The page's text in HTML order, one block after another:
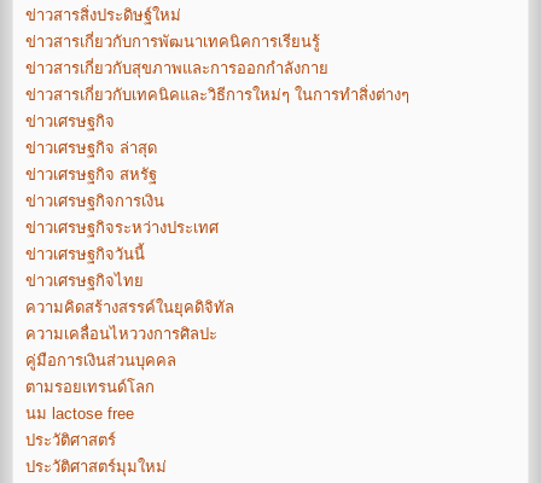
ข่าวสารสิ่งประดิษฐ์ใหม่
ข่าวสารเกี่ยวกับการพัฒนาเทคนิคการเรียนรู้
ข่าวสารเกี่ยวกับสุขภาพและการออกกำลังกาย
ข่าวสารเกี่ยวกับเทคนิคและวิธีการใหม่ๆ ในการทำสิ่งต่างๆ
ข่าวเศรษฐกิจ
ข่าวเศรษฐกิจ ล่าสุด
ข่าวเศรษฐกิจ สหรัฐ
ข่าวเศรษฐกิจการเงิน
ข่าวเศรษฐกิจระหว่างประเทศ
ข่าวเศรษฐกิจวันนี้
ข่าวเศรษฐกิจไทย
ความคิดสร้างสรรค์ในยุคดิจิทัล
ความเคลื่อนไหววงการศิลปะ
คู่มือการเงินส่วนบุคคล
ตามรอยเทรนด์โลก
นม lactose free
ประวัติศาสตร์
ประวัติศาสตร์มุมใหม่